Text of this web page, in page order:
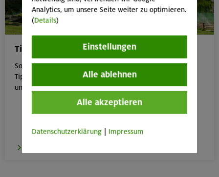
Tipps für Bergtouren im Sommer
Sommer in den Bergen genießen – aber sicher: Unsere
Tipps zu Hitze, Gewitter & Co. helfen dir, entspannt
unterwegs zu bleiben.
Analytics, um unsere Seite weiter zu optimieren.
(Details)
Einstellungen
Alle ablehnen
Alle akzeptieren
Datenschutzerklärung Impressum